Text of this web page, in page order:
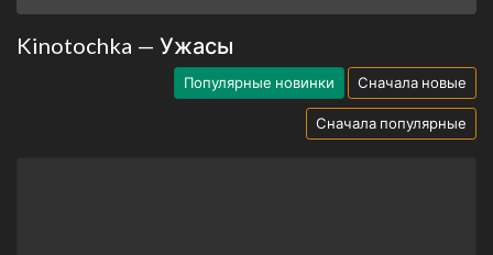
Kinotochka — Ужасы
Популярные новинки Сначала новые
Сначала популярные